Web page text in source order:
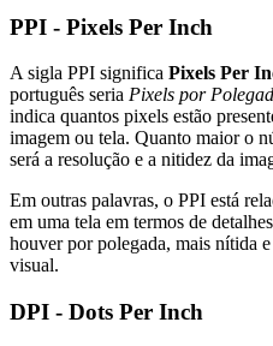
PPI - Pixels Per Inch
A sigla PPI significa Pixels Per
português seria Pixels por
indica quantos pixels estão
imagem ou tela. Quanto maior o
será a resolução e a nitidez da
Em outras palavras, o PPI está
em uma tela em termos de
houver por polegada, mais nítida
visual.
DPI - Dots Per Inch